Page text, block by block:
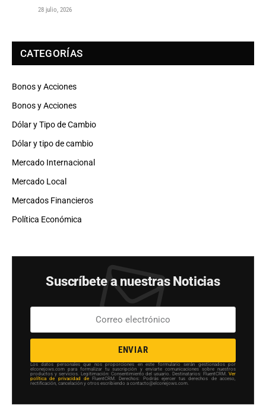
28 julio, 2026
CATEGORÍAS
Bonos y Acciones
Bonos y Acciones
Dólar y Tipo de Cambio
Dólar y tipo de cambio
Mercado Internacional
Mercado Local
Mercados Financieros
Política Económica
Suscríbete a nuestras Noticias
ENVIAR
Los datos personales que nos proporciones en este formulario serán gestionados por
elconejows.com para formalizar tu suscripción y enviarte comunicaciones sobre nuestros
productos y servicios. Legitimación: Consentimiento del usuario. Destinatarios: FluentCRM. Ver
política de privacidad de FluentCRM. Derechos: Podrás ejercer tus derechos de acceso,
rectificación, cancelación y otros escribiendo a contacto@elconejows.com.